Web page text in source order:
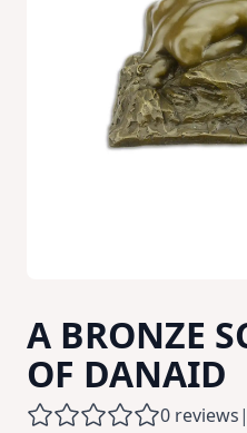
A BRONZE
OF DANAID
0 reviews|